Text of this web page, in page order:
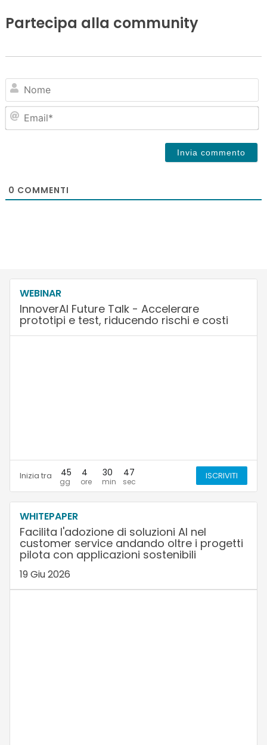
Partecipa alla community
0 COMMENTI
WEBINAR
InnoverAI Future Talk - Accelerare
prototipi e test, riducendo rischi e costi
Inizia tra 45 4 30 46 ISCRIVITI
WHITEPAPER
Facilita l'adozione di soluzioni AI nel
customer service andando oltre i progetti
pilota con applicazioni sostenibili
19 Giu 2026